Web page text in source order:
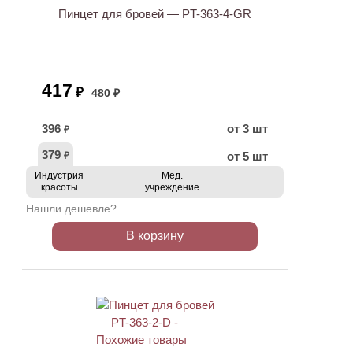
Пинцет для бровей — PT-363-4-GR
417 ₽ 480 ₽
396 ₽
от 3 шт
379 ₽ от 5 шт
Индустрия
красоты
Мед.
учреждение
Нашли дешевле?
В корзину